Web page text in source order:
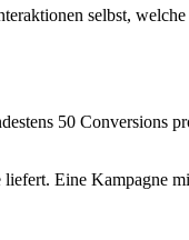
selbst,
50 Conversions
liefert. Eine Kampagne